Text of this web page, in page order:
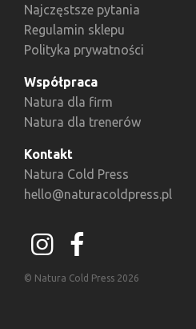
Najczęstsze pytania
Regulamin sklepu
Polityka prywatności
Współpraca
Natura dla firm
Natura dla trenerów
Kontakt
Natura Cold Press
hello@naturacoldpress.pl
© Natura Cold Press 2026